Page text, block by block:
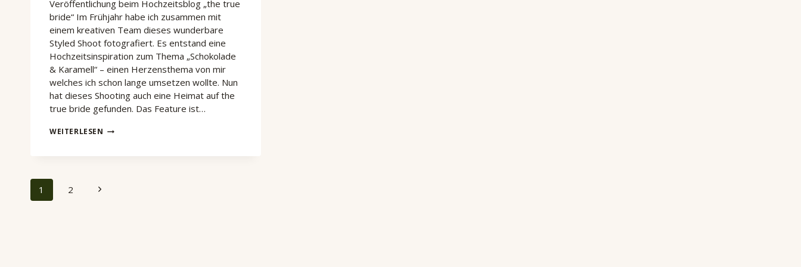
Veröffentlichung beim Hochzeitsblog „the true
bride“ Im Frühjahr habe ich zusammen mit
einem kreativen Team dieses wunderbare
Styled Shoot fotografiert. Es entstand eine
Hochzeitsinspiration zum Thema „Schokolade
& Karamell“ – einen Herzensthema von mir
welches ich schon lange umsetzen wollte. Nun
hat dieses Shooting auch eine Heimat auf the
true bride gefunden. Das Feature ist…
WEITERLESEN FEATURE
Seitennavigation
1 2
Nächste